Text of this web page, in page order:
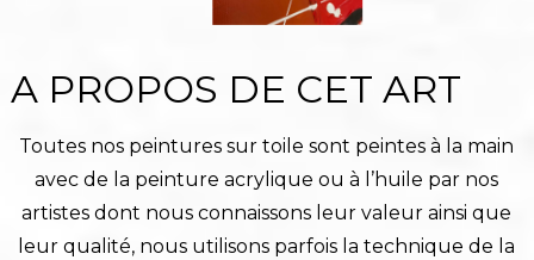
A PROPOS DE CET ART
Toutes nos peintures sur toile sont peintes à la main
avec de la peinture acrylique ou à l’huile par nos
artistes dont nous connaissons leur valeur ainsi que
leur qualité, nous utilisons parfois la technique de la